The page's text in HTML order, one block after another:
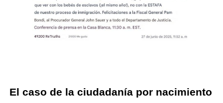
El caso de la ciudadanía por nacimiento